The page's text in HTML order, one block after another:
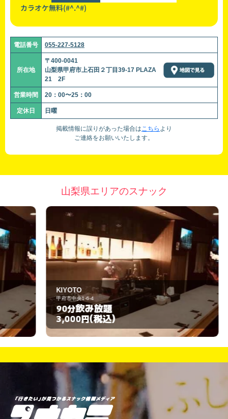
カラオケ無料(#^.^#)
電話番号 055-227-5128
所在地
〒400-0041
山梨県甲府市上石田２丁目39-17 PLAZA
21 2F
営業時間 20：00〜25：00
定休日 日曜
掲載情報に誤りがあった場合はこちら より
ご連絡をお願いいたします。
山梨県エリアのスナック
KIYOTO
甲府市中央1-6-4
90分飲み放題
3,000円(税込)